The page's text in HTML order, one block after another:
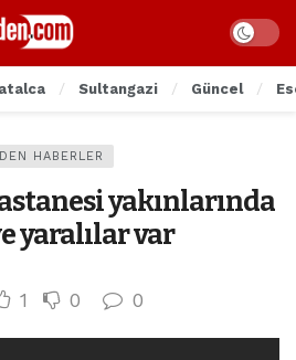
Sultangazi Güncel
HABERLER
yakınlarında
yaralılar var
1 0 0